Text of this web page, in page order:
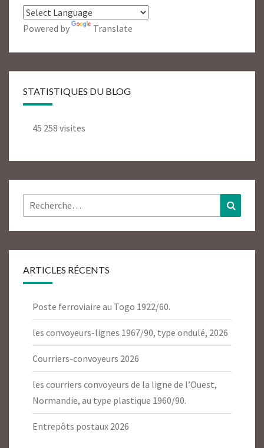
Powered by Translate
STATISTIQUES DU BLOG
45 258 visites
Rechercher :
ARTICLES RÉCENTS
Poste ferroviaire au Togo 1922/60.
les convoyeurs-lignes 1967/90, type ondulé, 2026
Courriers-convoyeurs 2026
les courriers convoyeurs de la ligne de l’Ouest,
Normandie, au type plastique 1960/90.
Entrepôts postaux 2026